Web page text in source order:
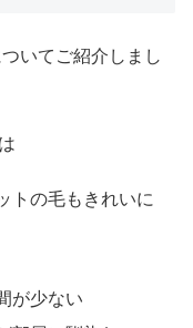
いてご紹介しまし
トの毛もきれいに
が少ない